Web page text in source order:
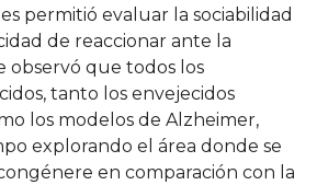
permitió evaluar la sociabilidad
de reaccionar ante la
observó que todos los
tanto los envejecidos
los modelos de Alzheimer,
explorando el área donde se
en comparación con la